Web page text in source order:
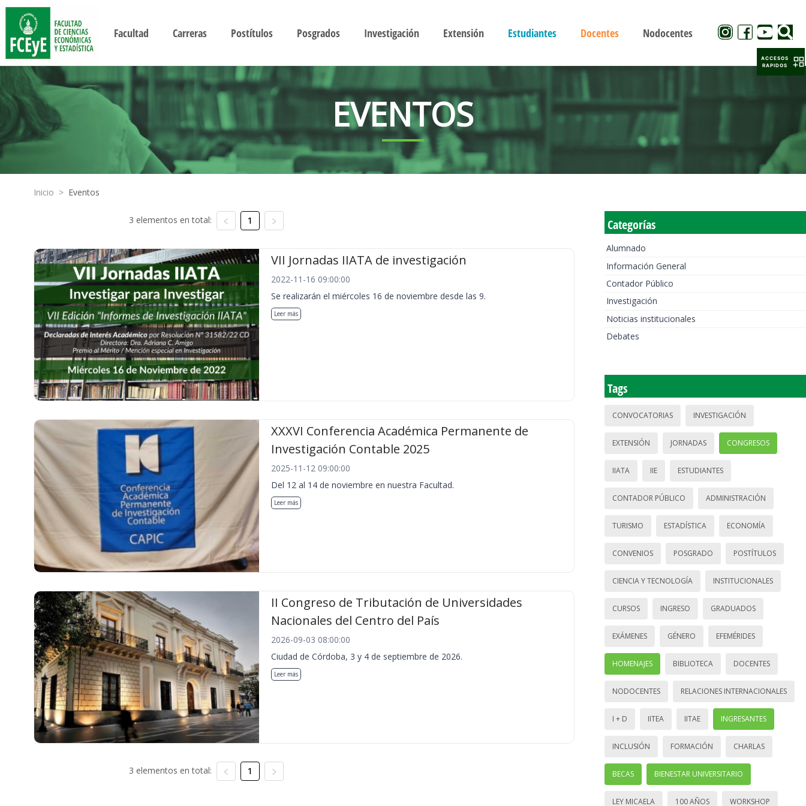
Facultad Carreras Postítulos Posgrados Investigación Extensión Estudiantes Docentes Nodocentes
EVENTOS
Inicio > Eventos
3 elementos en total: 1
VII Jornadas IIATA de investigación
2022-11-16 09:00:00
Se realizarán el miércoles 16 de noviembre desde las 9.
Leer más
XXXVI Conferencia Académica Permanente de
Investigación Contable 2025
2025-11-12 09:00:00
Del 12 al 14 de noviembre en nuestra Facultad.
Leer más
II Congreso de Tributación de Universidades
Nacionales del Centro del País
2026-09-03 08:00:00
Ciudad de Córdoba, 3 y 4 de septiembre de 2026.
Leer más
3 elementos en total: 1
Categorías
Alumnado
Información General
Contador Público
Investigación
Noticias institucionales
Debates
Tags
CONVOCATORIAS INVESTIGACIÓN
EXTENSIÓN JORNADAS CONGRESOS
IIATA IIE ESTUDIANTES
CONTADOR PÚBLICO ADMINISTRACIÓN
TURISMO ESTADÍSTICA ECONOMÍA
CONVENIOS POSGRADO POSTÍTULOS
CIENCIA Y TECNOLOGÍA INSTITUCIONALES
CURSOS INGRESO GRADUADOS
EXÁMENES GÉNERO EFEMÉRIDES
HOMENAJES BIBLIOTECA DOCENTES
NODOCENTES RELACIONES INTERNACIONALES
I + D IITEA IITAE INGRESANTES
INCLUSIÓN FORMACIÓN CHARLAS
BECAS BIENESTAR UNIVERSITARIO
LEY MICAELA 100 AÑOS WORKSHOP
ACCESOS
RAPIDOS